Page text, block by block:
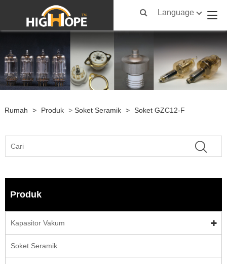
Language
Rumah > Produk > Soket Seramik > Soket GZC12-F
Produk
Kapasitor Vakum
Soket Seramik